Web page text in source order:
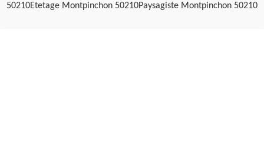
50210Etetage Montpinchon 50210Paysagiste Montpinchon 50210